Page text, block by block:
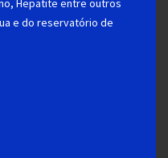
Hepatite entre outros
e do reservatório de